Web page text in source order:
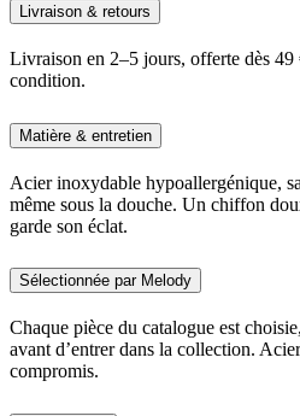
Livraison & retours
Livraison en 2–5 jours, offerte dès 49
condition.
Matière & entretien
Acier inoxydable hypoallergénique,
même sous la douche. Un chiffon
garde son éclat.
Sélectionnée par Melody
Chaque pièce du catalogue est
avant d’entrer dans la collection.
compromis.